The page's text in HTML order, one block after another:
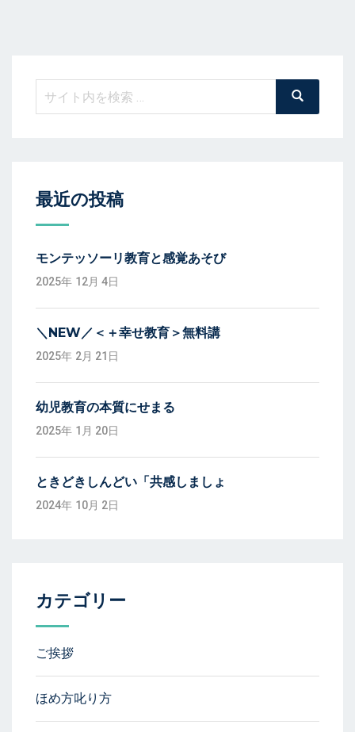
検
最近の投稿
モンテッソーリ教育と感覚あそび
2025年 12月 4日
＼NEW／＜＋幸せ教育＞無料講
2025年 2月 21日
幼児教育の本質にせまる
2025年 1月 20日
ときどきしんどい「共感しましょ
2024年 10月 2日
カテゴリー
ご挨拶
ほめ方叱り方